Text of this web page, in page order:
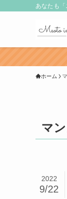
あなたも
ホーム
マ
2022
9/22